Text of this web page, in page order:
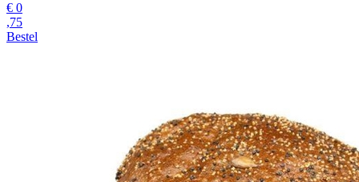
€ 0
,75
Bestel